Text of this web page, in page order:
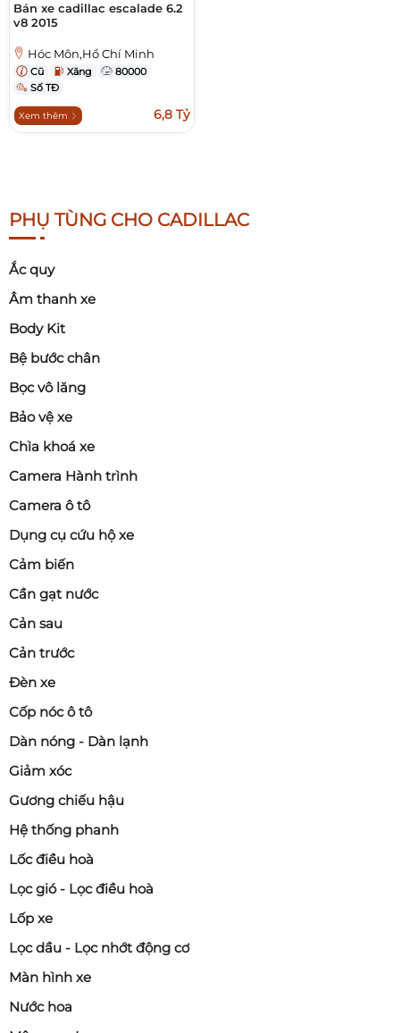
Bán xe cadillac escalade 6.2
v8 2015
Hóc Môn,Hồ Chí Minh
Cũ Xăng
80000
Số TĐ
Xem thêm 6,8 Tỷ
PHỤ TÙNG CHO CADILLAC
Ắc quy
Âm thanh xe
Body Kit
Bệ bước chân
Bọc vô lăng
Bảo vệ xe
Chìa khoá xe
Camera Hành trình
Camera ô tô
Dụng cụ cứu hộ xe
Cảm biến
Cần gạt nước
Cản sau
Cản trước
Đèn xe
Cốp nóc ô tô
Dàn nóng - Dàn lạnh
Giảm xóc
Gương chiếu hậu
Hệ thống phanh
Lốc điều hoà
Lọc gió - Lọc điều hoà
Lốp xe
Lọc dầu - Lọc nhớt động cơ
Màn hình xe
Nước hoa